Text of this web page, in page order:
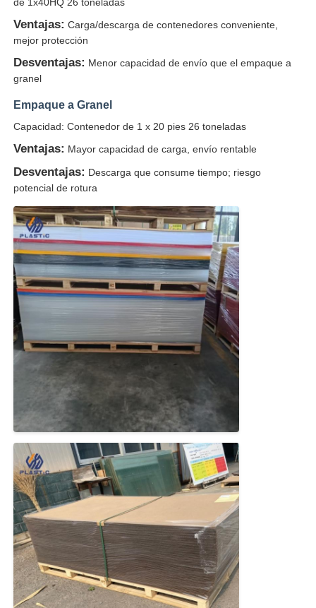
de 1x40HQ 26 toneladas
Ventajas: Carga/descarga de contenedores conveniente,
mejor protección
Desventajas: Menor capacidad de envío que el empaque a
granel
Empaque a Granel
Capacidad: Contenedor de 1 x 20 pies 26 toneladas
Ventajas: Mayor capacidad de carga, envío rentable
Desventajas: Descarga que consume tiempo; riesgo
potencial de rotura